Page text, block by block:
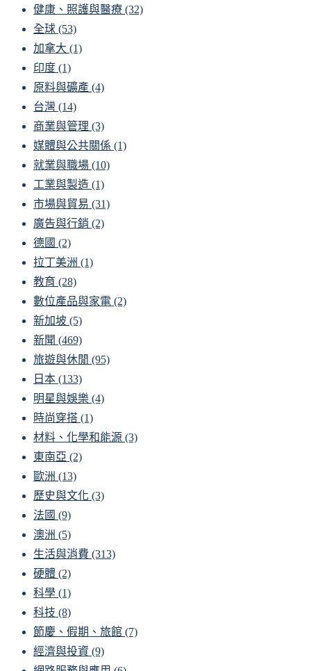
健康、照護與醫療 (32)
全球 (53)
加拿大 (1)
印度 (1)
原料與礦產 (4)
台灣 (14)
商業與管理 (3)
媒體與公共關係 (1)
就業與職場 (10)
工業與製造 (1)
市場與貿易 (31)
廣告與行銷 (2)
德國 (2)
拉丁美洲 (1)
教育 (28)
數位產品與家電 (2)
新加坡 (5)
新聞 (469)
旅遊與休閒 (95)
日本 (133)
明星與娛樂 (4)
時尚穿搭 (1)
材料、化學和能源 (3)
東南亞 (2)
歐洲 (13)
歷史與文化 (3)
法國 (9)
澳洲 (5)
生活與消費 (313)
硬體 (2)
科學 (1)
科技 (8)
節慶、假期、旅館 (7)
經濟與投資 (9)